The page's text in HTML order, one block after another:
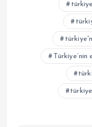
Türkiye’nin